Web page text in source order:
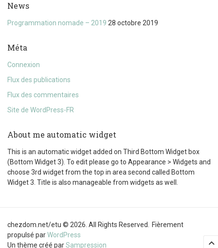
News
Programmation nomade – 2019 28 octobre 2019
Méta
Connexion
Flux des publications
Flux des commentaires
Site de WordPress-FR
About me automatic widget
This is an automatic widget added on Third Bottom Widget box
(Bottom Widget 3). To edit please go to Appearance > Widgets and
choose 3rd widget from the top in area second called Bottom
Widget 3. Title is also manageable from widgets as well.
chezdom.net/etu © 2026. All Rights Reserved.
Fièrement
propulsé parWordPress
Un thème créé parSampression